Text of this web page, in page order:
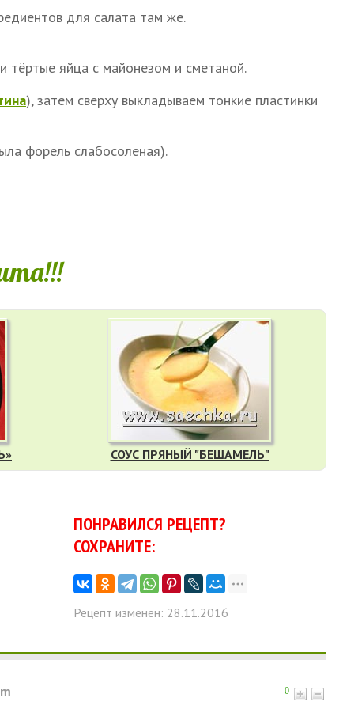
для салата там же.
тёртые яйца с майонезом и сметаной.
), затем сверху выкладываем тонкие пластинки
форель слабосоленая).
СОУС ПРЯНЫЙ "БЕШАМЕЛЬ"
ПОНРАВИЛСЯ РЕЦЕПТ?
СОХРАНИТЕ:
Рецепт изменен: 28.11.2016
0